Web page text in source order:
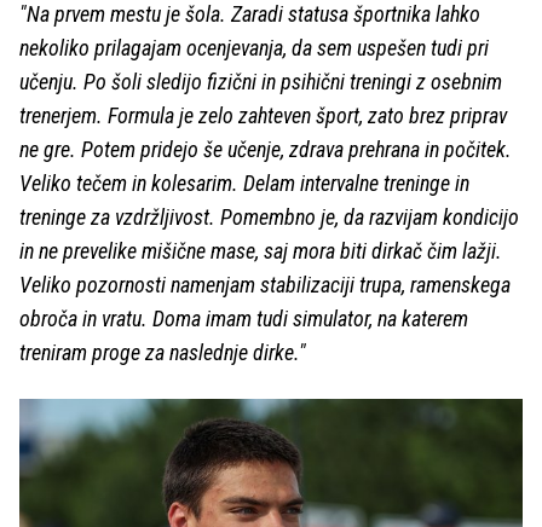
"Na prvem mestu je šola. Zaradi statusa športnika lahko
nekoliko prilagajam ocenjevanja, da sem uspešen tudi pri
učenju. Po šoli sledijo fizični in psihični treningi z osebnim
trenerjem. Formula je zelo zahteven šport, zato brez priprav
ne gre. Potem pridejo še učenje, zdrava prehrana in počitek.
Veliko tečem in kolesarim. Delam intervalne treninge in
treninge za vzdržljivost. Pomembno je, da razvijam kondicijo
in ne prevelike mišične mase, saj mora biti dirkač čim lažji.
Veliko pozornosti namenjam stabilizaciji trupa, ramenskega
obroča in vratu. Doma imam tudi simulator, na katerem
treniram proge za naslednje dirke."